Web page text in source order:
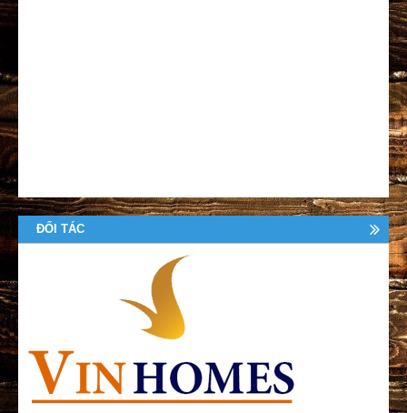
ĐỐI TÁC